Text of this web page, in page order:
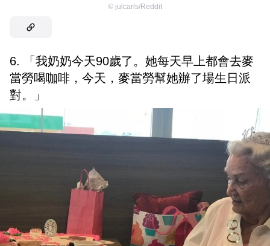
© julcarls/Reddit
6. 「我奶奶今天90歲了。她每天早上都會去麥
當勞喝咖啡，今天，麥當勞幫她辦了場生日派
對。」